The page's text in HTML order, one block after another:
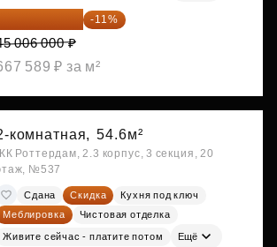
40 055 340 ₽ -11%
006 000 ₽
589 ₽ за м²
комнатная, 54.6м²
Роттердам, 2.3 корпус, 3 секция, 20
№537
Сдана Скидка
Кухня под ключ
Меблировка
Чистовая отделка
Живите сейчас - платите потом Ещё